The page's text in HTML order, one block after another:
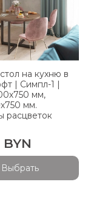
на кухню в
| Симпл-1 |
мм,
мм.
расцветок
Выбрать